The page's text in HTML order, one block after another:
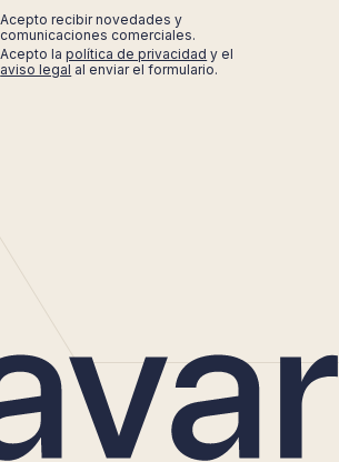
Acepto recibir novedades y
comunicaciones comerciales.
Acepto lapolítica de privacidad y el
aviso legal al enviar el formulario.